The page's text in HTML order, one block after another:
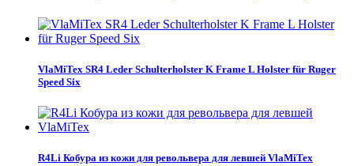
VlaMiTex SR4 Leder Schulterholster K Frame L Holster für Ruger
Speed Six
R4Li Кобура из кожи для револьвера для левшей VlaMiTex